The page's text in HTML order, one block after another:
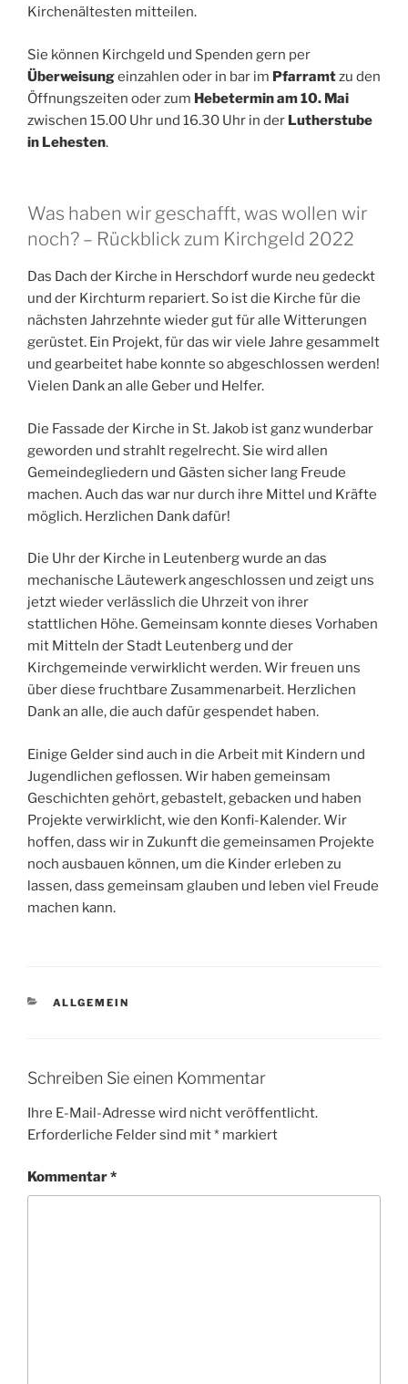
Kirchenältesten mitteilen.
Sie können Kirchgeld und Spenden gern per
Überweisungeinzahlen oder in bar im Pfarramtzu den
Öffnungszeiten oder zum Hebetermin am 10. Mai
zwischen 15.00 Uhr und 16.30 Uhr in der Lutherstube
in Lehesten.
Was haben wir geschafft, was wollen wir
noch? – Rückblick zum Kirchgeld 2022
Das Dach der Kirche in Herschdorf wurde neu gedeckt
und der Kirchturm repariert. So ist die Kirche für die
nächsten Jahrzehnte wieder gut für alle Witterungen
gerüstet. Ein Projekt, für das wir viele Jahre gesammelt
und gearbeitet habe konnte so abgeschlossen werden!
Vielen Dank an alle Geber und Helfer.
Die Fassade der Kirche in St. Jakob ist ganz wunderbar
geworden und strahlt regelrecht. Sie wird allen
Gemeindegliedern und Gästen sicher lang Freude
machen. Auch das war nur durch ihre Mittel und Kräfte
möglich. Herzlichen Dank dafür!
Die Uhr der Kirche in Leutenberg wurde an das
mechanische Läutewerk angeschlossen und zeigt uns
jetzt wieder verlässlich die Uhrzeit von ihrer
stattlichen Höhe. Gemeinsam konnte dieses Vorhaben
mit Mitteln der Stadt Leutenberg und der
Kirchgemeinde verwirklicht werden. Wir freuen uns
über diese fruchtbare Zusammenarbeit. Herzlichen
Dank an alle, die auch dafür gespendet haben.
Einige Gelder sind auch in die Arbeit mit Kindern und
Jugendlichen geflossen. Wir haben gemeinsam
Geschichten gehört, gebastelt, gebacken und haben
Projekte verwirklicht, wie den Konfi-Kalender. Wir
hoffen, dass wir in Zukunft die gemeinsamen Projekte
noch ausbauen können, um die Kinder erleben zu
lassen, dass gemeinsam glauben und leben viel Freude
machen kann.
KATEGORIEN
ALLGEMEIN
Schreiben Sie einen Kommentar
Ihre E-Mail-Adresse wird nicht veröffentlicht.
Erforderliche Felder sind mit* markiert
Kommentar*